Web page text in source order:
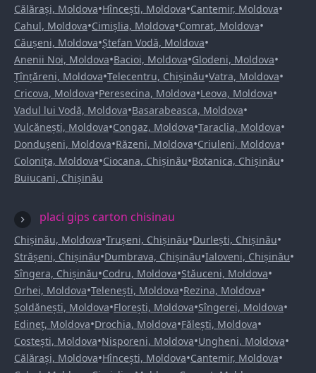
Călărași, Moldova•Hîncești, Moldova•Cantemir, Moldova•
Cahul, Moldova•Cimișlia, Moldova•Comrat, Moldova•
Căușeni, Moldova•Ștefan Vodă, Moldova•
Anenii Noi, Moldova•Bacioi, Moldova•Glodeni, Moldova•
Țînțăreni, Moldova•Telecentru, Chișinău•Vatra, Moldova•
Cricova, Moldova•Peresecina, Moldova•Leova, Moldova•
Vadul lui Vodă, Moldova•Basarabeasca, Moldova•
Vulcănești, Moldova•Congaz, Moldova•Taraclia, Moldova•
Dondușeni, Moldova•Răzeni, Moldova•Criuleni, Moldova•
Colonița, Moldova•Ciocana, Chișinău•Botanica, Chișinău•
Buiucani, Chișinău
placi gips carton chisinau
Chișinău, Moldova•Trușeni, Chișinău•Durlești, Chișinău•
Strășeni, Chișinău•Dumbrava, Chișinău•Ialoveni, Chișinău•
Sîngera, Chișinău•Codru, Moldova•Stăuceni, Moldova•
Orhei, Moldova•Telenești, Moldova•Rezina, Moldova•
Șoldănești, Moldova•Florești, Moldova•Sîngerei, Moldova•
Edineț, Moldova•Drochia, Moldova•Fălești, Moldova•
Costești, Moldova•Nisporeni, Moldova•Ungheni, Moldova•
Călărași, Moldova•Hîncești, Moldova•Cantemir, Moldova•